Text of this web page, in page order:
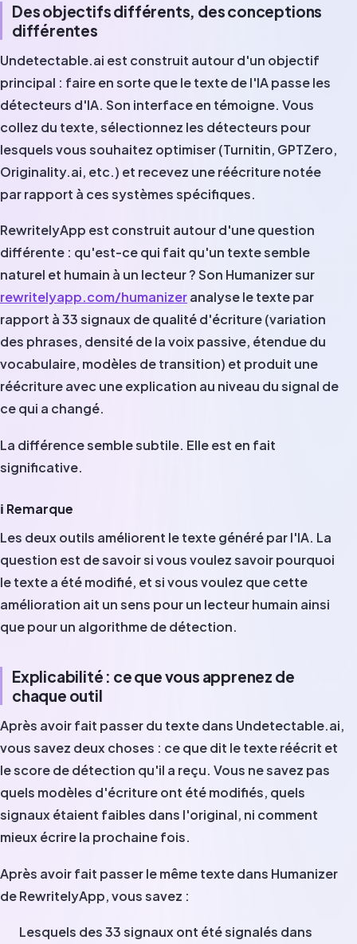
Des objectifs différents, des conceptions
différentes
Undetectable.ai est construit autour d'un objectif
principal : faire en sorte que le texte de l'IA passe les
détecteurs d'IA. Son interface en témoigne. Vous
collez du texte, sélectionnez les détecteurs pour
lesquels vous souhaitez optimiser (Turnitin, GPTZero,
Originality.ai, etc.) et recevez une réécriture notée
par rapport à ces systèmes spécifiques.
RewritelyApp est construit autour d'une question
différente : qu'est-ce qui fait qu'un texte semble
naturel et humain à un lecteur ? Son Humanizer sur
rewritelyapp.com/humanizeranalyse le texte par
rapport à 33 signaux de qualité d'écriture (variation
des phrases, densité de la voix passive, étendue du
vocabulaire, modèles de transition) et produit une
réécriture avec une explication au niveau du signal de
ce qui a changé.
La différence semble subtile. Elle est en fait
significative.
ℹ️ Remarque
Les deux outils améliorent le texte généré par l'IA. La
question est de savoir si vous voulez savoir pourquoi
le texte a été modifié, et si vous voulez que cette
amélioration ait un sens pour un lecteur humain ainsi
que pour un algorithme de détection.
Explicabilité : ce que vous apprenez de
chaque outil
Après avoir fait passer du texte dans Undetectable.ai,
vous savez deux choses : ce que dit le texte réécrit et
le score de détection qu'il a reçu. Vous ne savez pas
quels modèles d'écriture ont été modifiés, quels
signaux étaient faibles dans l'original, ni comment
mieux écrire la prochaine fois.
Après avoir fait passer le même texte dans Humanizer
de RewritelyApp, vous savez :
Lesquels des 33 signaux ont été signalés dans